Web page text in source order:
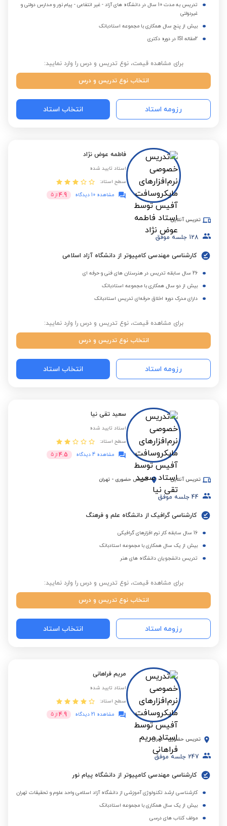
تدریس به مدت 10 سال در دانشگاه های آزاد - غیر انتفاعی - پیام نور و مدارس دولتی و
غیردولتی
بیش از پنج سال همکاری با مجموعه استادبانک
2مقاله ISI در دوره دکتری
برای مشاهده قیمت، نوع تدریس و درس را وارد نمایید:
انتخاب نوع تدریس و درس
رزومه استاد انتخاب استاد
فاطمه عوض نژاد
استاد تایید شده
سطح استاد:
مشاهده 10 دیدگاه
4.9 از 5
تدریس آنلاین
128 جلسه موفق
کارشناسی مهندسی کامپیوتر از دانشگاه آزاد اسلامی
26 سال سابقه تدریس در هنرستان های فنی و حرفه ای
بیش از دو سال همکاری با مجموعه استادبانک
دارای مدرک دوره اخلاق حرفه‌ای تدریس استادبانک
برای مشاهده قیمت، نوع تدریس و درس را وارد نمایید:
انتخاب نوع تدریس و درس
رزومه استاد انتخاب استاد
سعید تقی نیا
استاد تایید شده
سطح استاد:
مشاهده 4 دیدگاه
4.5 از 5
تدریس آنلاین تدریس حضوری - تهران
44 جلسه موفق
کارشناسی گرافیک از دانشگاه علم و فرهنگ
16 سال سابقه کار نرم افزارهای گرافیکی
بیش از یک سال همکاری با مجموعه استادبانک
تدریس دانشجویان دانشگاه های هنر
برای مشاهده قیمت، نوع تدریس و درس را وارد نمایید:
انتخاب نوع تدریس و درس
رزومه استاد انتخاب استاد
مریم فراهانی
استاد تایید شده
سطح استاد:
مشاهده 21 دیدگاه
4.9 از 5
تدریس حضوری - تهران
247 جلسه موفق
کارشناسی مهندسی کامپیوتر از دانشگاه پیام نور
کارشناسی ارشد تکنولوژی آموزشی از دانشگاه آزاد اسلامی واحد علوم و تحقیقات تهران
بیش از یک سال همکاری با مجموعه استادبانک
مولف کتاب های درسی